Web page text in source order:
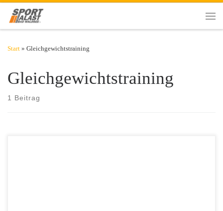
Zum Inhalt springen
Start » Gleichgewichtstraining
Gleichgewichtstraining
1 Beitrag